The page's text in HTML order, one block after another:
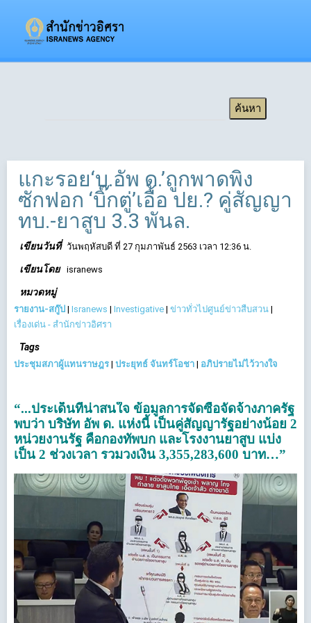
แกะรอย‘บ.อัพ ด.’ถูกพาดพิง
ซักฟอก ‘บิ๊กตู่’เอื้อ ปย.? คู่สัญญา
ทบ.-ยาสูบ 3.3 พันล.
เขียนวันที่ วันพฤหัสบดี ที่ 27 กุมภาพันธ์ 2563 เวลา 12:36 น.
เขียนโดย isranews
หมวดหมู่
รายงาน-สกู๊ป | Isranews | Investigative | ข่าวทั่วไปศูนย์ข่าวสืบสวน |
เรื่องเด่น - สำนักข่าวอิศรา
Tags
ประชุมสภาผู้แทนราษฎร | ประยุทธ์ จันทร์โอชา | อภิปรายไม่ไว้วางใจ
“...ประเด็นที่น่าสนใจ ข้อมูลการจัดซื้อจัดจ้างภาครัฐ
พบว่า บริษัท อัพ ด. แห่งนี้ เป็นคู่สัญญารัฐอย่างน้อย 2
หน่วยงานรัฐ คือกองทัพบก และโรงงานยาสูบ แบ่ง
เป็น 2 ช่วงเวลา รวมวงเงิน 3,355,283,600 บาท…”